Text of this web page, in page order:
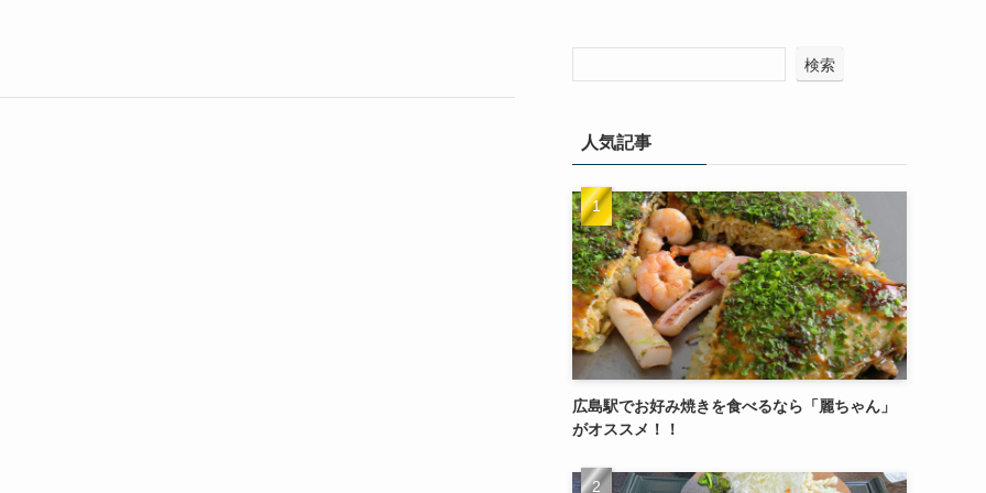
検索
人気記事
広島駅でお好み焼きを食べるなら「麗ちゃん」
がオススメ！！